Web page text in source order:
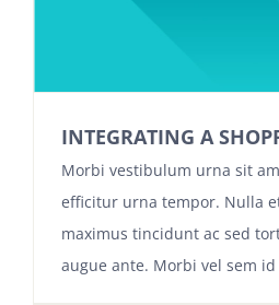
INTEGRATING A
Morbi vestibulum urna sit
efficitur urna tempor. Nulla
maximus tincidunt ac sed
augue ante. Morbi vel sem